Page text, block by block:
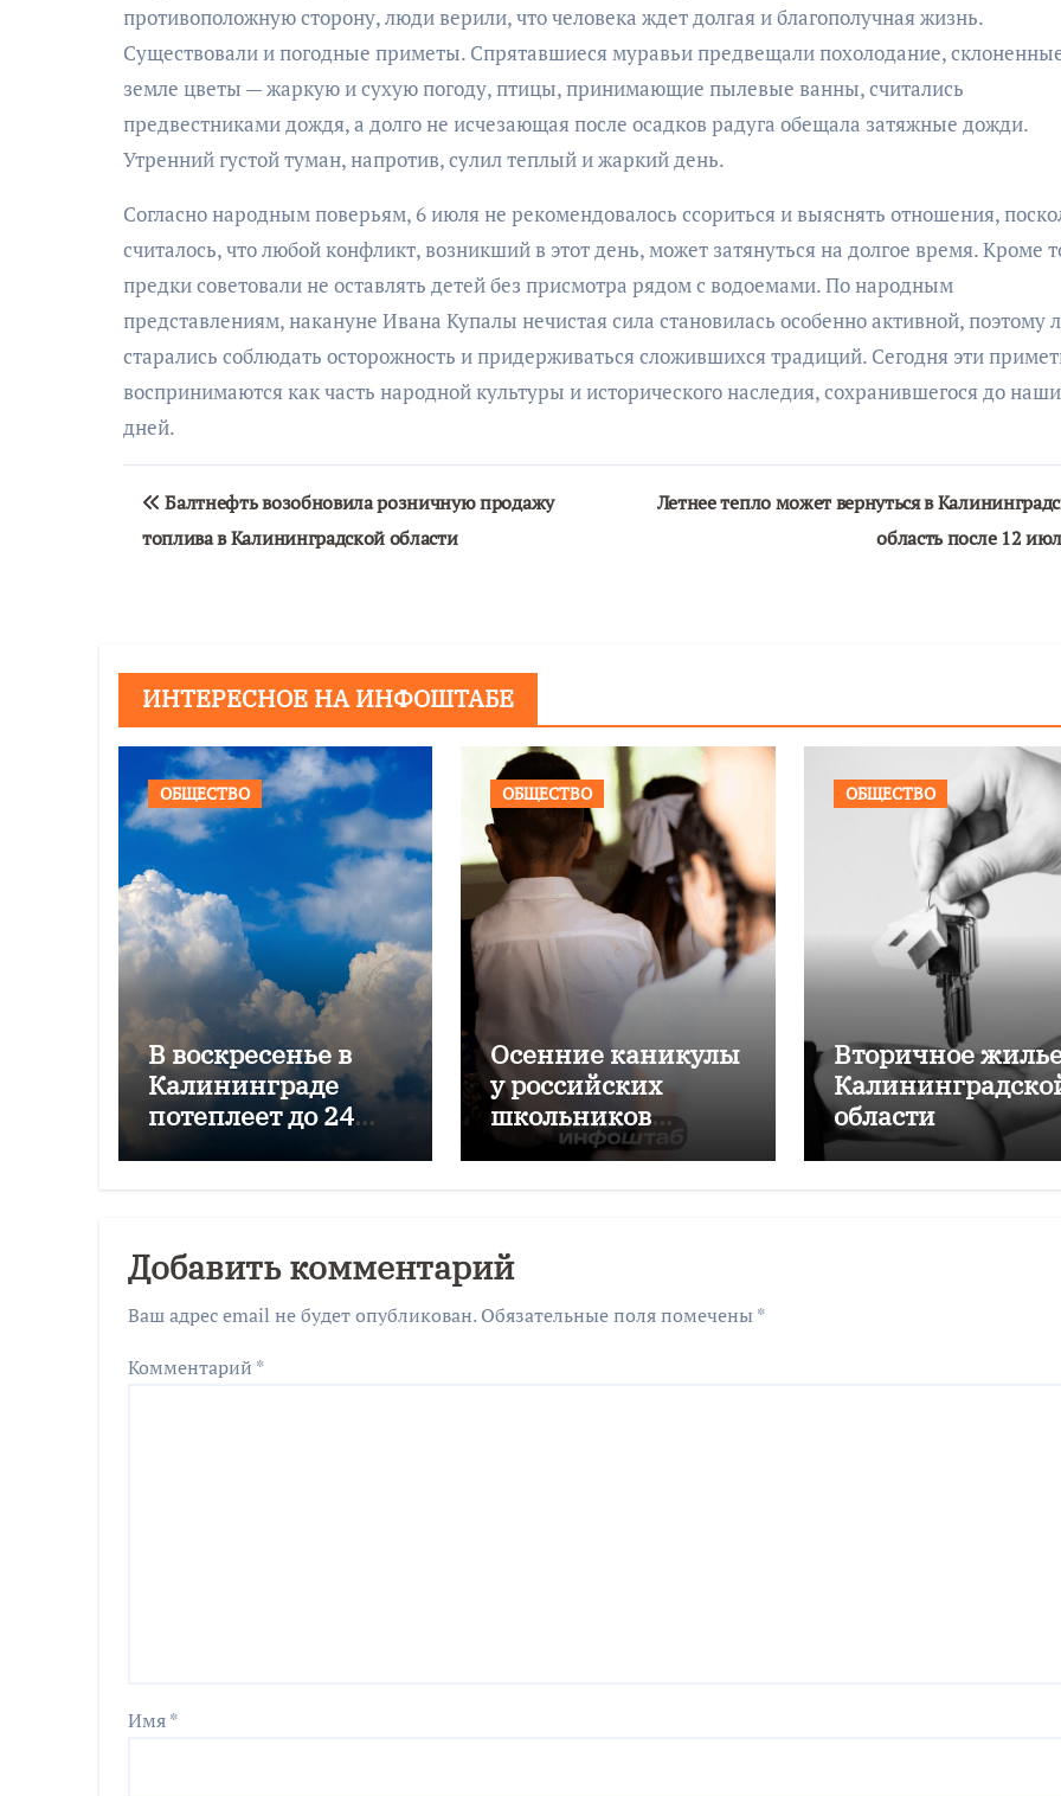
противоположную сторону, люди верили, что человека ждет долгая и благополучная жизнь.
Существовали и погодные приметы. Спрятавшиеся муравьи предвещали похолодание,
земле цветы — жаркую и сухую погоду, птицы, принимающие пылевые ванны, считались
предвестниками дождя, а долго не исчезающая после осадков радуга обещала затяжные дожди.
Утренний густой туман, напротив, сулил теплый и жаркий день.
Согласно народным поверьям, 6 июля не рекомендовалось ссориться и выяснять отношения,
считалось, что любой конфликт, возникший в этот день, может затянуться на долгое время. Кроме
предки советовали не оставлять детей без присмотра рядом с водоемами. По народным
представлениям, накануне Ивана Купалы нечистая сила становилась особенно активной, поэтому
старались соблюдать осторожность и придерживаться сложившихся традиций. Сегодня эти
воспринимаются как часть народной культуры и исторического наследия, сохранившегося до
дней.
Навигация
по
Балтнефть возобновила розничную продажу
топлива в Калининградской области
Летнее тепло может вернуться в
область после 12
ИНТЕРЕСНОЕ НА ИНФОШТАБЕ
ОБЩЕСТВО
В воскресенье в
Калининграде
потеплеет до 24
градусов
ОБЩЕСТВО
Осенние каникулы
у российских
школьников
продлятся дольше
ОБЩЕСТВО
Вторичное
области
подорожало на
Добавить комментарий
Ваш адрес email не будет опубликован. Обязательные поля помечены *
Комментарий *
Имя*